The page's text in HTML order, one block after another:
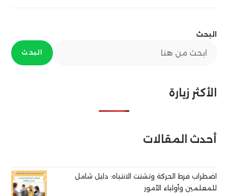
البحث
البحث
الأكثر زيارة
أحدث المقالات
اضطراب فرط الحركة وتشتت الانتباه: دليل شامل
للمعلمين وأولياء الأمور